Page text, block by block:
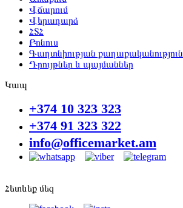
Վճարում
Վերադարձ
ՀՏՀ
Բոնուս
Գաղտնիության քաղաքականություն
Դրույթներ և պայմաններ
Կապ
+374 10 323 323
+374 91 323 322
info@officemarket.am
Հետևեք մեզ